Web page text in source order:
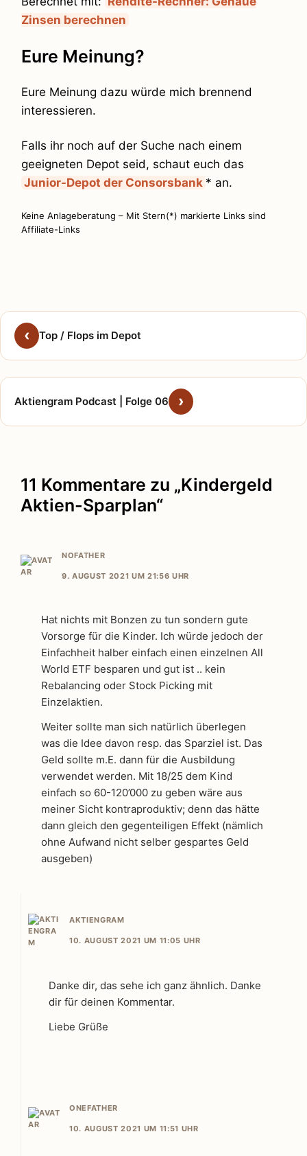
Zinsen berechnen
Eure Meinung?
Eure Meinung dazu würde mich brennend
interessieren.
Falls ihr noch auf der Suche nach einem
geeigneten Depot seid, schaut euch das
Junior-Depot der Consorsbank * an.
Keine Anlageberatung – Mit Stern(*) markierte Links sind
Affiliate-Links
Top / Flops im Depot
Aktiengram Podcast | Folge 06
11 Kommentare zu „Kindergeld
Aktien-Sparplan“
NOFATHER
9. AUGUST 2021 UM 21:56 UHR
Hat nichts mit Bonzen zu tun sondern gute
Vorsorge für die Kinder. Ich würde jedoch der
Einfachheit halber einfach einen einzelnen All
World ETF besparen und gut ist .. kein
Rebalancing oder Stock Picking mit
Einzelaktien.
Weiter sollte man sich natürlich überlegen
was die Idee davon resp. das Sparziel ist. Das
Geld sollte m.E. dann für die Ausbildung
verwendet werden. Mit 18/25 dem Kind
einfach so 60-120’000 zu geben wäre aus
meiner Sicht kontraproduktiv; denn das hätte
dann gleich den gegenteiligen Effekt (nämlich
ohne Aufwand nicht selber gespartes Geld
ausgeben)
AKTIENGRAM
10. AUGUST 2021 UM 11:05 UHR
Danke dir, das sehe ich ganz ähnlich. Danke
dir für deinen Kommentar.
Liebe Grüße
ONEFATHER
10. AUGUST 2021 UM 11:51 UHR